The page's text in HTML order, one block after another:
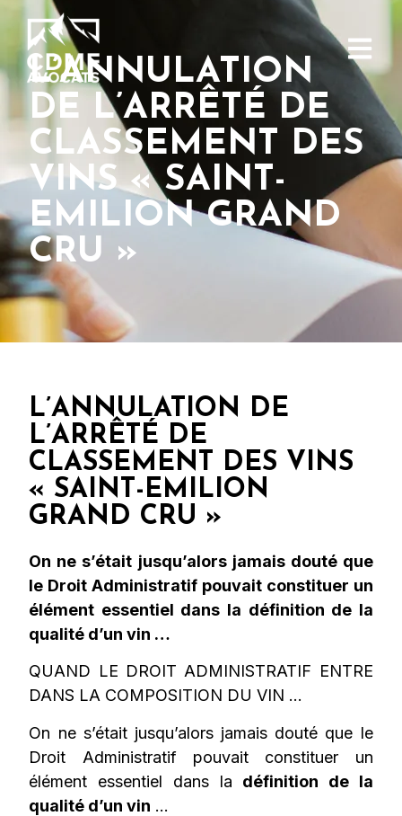
L’ANNULATION
DE L’ARRÊTÉ DE
CLASSEMENT DES
VINS « SAINT-
EMILION GRAND
CRU »
L’ANNULATION DE
L’ARRÊTÉ DE
CLASSEMENT DES VINS
« SAINT-EMILION
GRAND CRU »
On ne s’était jusqu’alors jamais douté que
le Droit Administratif pouvait constituer un
élément essentiel dans la définition de la
qualité d’un vin …
QUAND LE DROIT ADMINISTRATIF ENTRE
DANS LA COMPOSITION DU VIN …
On ne s’était jusqu’alors jamais douté que le
Droit Administratif pouvait constituer un
élément essentiel dans la définition de la
qualité d’un vin …